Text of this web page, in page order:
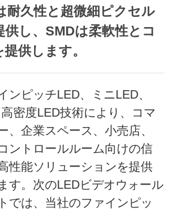
耐久性と超微細ピクセル
供し、SMDは柔軟性とコ
供します。
ンピッチLED、ミニLED、
密度LED技術により、コマ
、企業スペース、小売店、
ントロールルーム向けの信
性能ソリューションを提供
す。次のLEDビデオウォール
では、当社のファインピッ